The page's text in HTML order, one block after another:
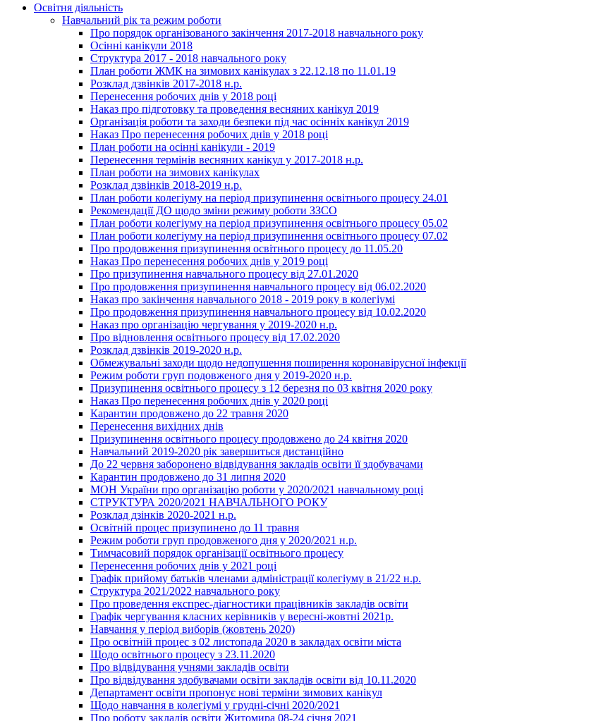
Освітня діяльність
Навчальний рік та режим роботи
Про порядок організованого закінчення 2017-2018 навчального року
Осінні канікули 2018
Структура 2017 - 2018 навчального року
План роботи ЖМК на зимових канікулах з 22.12.18 по 11.01.19
Розклад дзвінків 2017-2018 н.р.
Перенесення робочих днів у 2018 році
Наказ про підготовку та проведення весняних канікул 2019
Організація роботи та заходи безпеки під час осінніх канікул 2019
Наказ Про перенесення робочих днів у 2018 році
План роботи на осінні канікули - 2019
Перенесення термінів весняних канікул у 2017-2018 н.р.
План роботи на зимових канікулах
Розклад дзвінків 2018-2019 н.р.
План роботи колегіуму на період призупинення освітнього процесу 24.01
Рекомендації ДО щодо зміни режиму роботи ЗЗСО
План роботи колегіуму на період призупинення освітнього процесу 05.02
План роботи колегіуму на період призупинення освітнього процесу 07.02
Про продовження призупинення освітнього процесу до 11.05.20
Наказ Про перенесення робочих днів у 2019 році
Про призупинення навчального процесу від 27.01.2020
Про продовження призупинення навчального процесу від 06.02.2020
Наказ про закінчення навчального 2018 - 2019 року в колегіумі
Про продовження призупинення навчального процесу від 10.02.2020
Наказ про організацію чергування у 2019-2020 н.р.
Про відновлення освітнього процесу від 17.02.2020
Розклад дзвінків 2019-2020 н.р.
Обмежувальні заходи щодо недопушення поширення коронавірусної інфекції
Режим роботи груп подовженого дня у 2019-2020 н.р.
Призупинення освітнього процесу з 12 березня по 03 квітня 2020 року
Наказ Про перенесення робочих днів у 2020 році
Карантин продовжено до 22 травня 2020
Перенесення вихідних днів
Призупинення освітнього процесу продовжено до 24 квітня 2020
Навчальний 2019-2020 рік завершиться дистанційно
До 22 червня заборонено відвідування закладів освіти її здобувачами
Карантин продовжено до 31 липня 2020
МОН України про організацію роботи у 2020/2021 навчальному році
СТРУКТУРА 2020/2021 НАВЧАЛЬНОГО РОКУ
Розклад дзінків 2020-2021 н.р.
Освітній процес призупинено до 11 травня
Режим роботи груп продовженого дня у 2020/2021 н.р.
Тимчасовий порядок організації освітнього процесу
Перенесення робочих днів у 2021 році
Графік прийому батьків членами адміністрації колегіуму в 21/22 н.р.
Структура 2021/2022 навчального року
Про проведення експрес-діагностики працівників закладів освіти
Графік чергування класних керівників у вересні-жовтні 2021р.
Навчання у період виборів (жовтень 2020)
Про освітній процес з 02 листопада 2020 в закладах освіти міста
Щодо освітнього процесу з 23.11.2020
Про відвідування учнями закладів освіти
Про відвідування здобувачами освіти закладів освіти від 10.11.2020
Департамент освіти пропонує нові терміни зимових канікул
Щодо навчання в колегіумі у грудні-січні 2020/2021
Про роботу закладів освіти Житомира 08-24 січня 2021